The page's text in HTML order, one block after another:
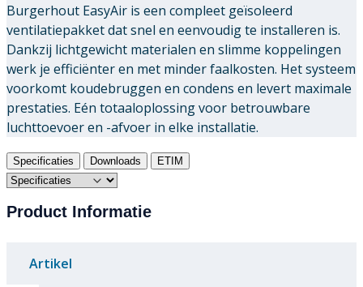
Burgerhout EasyAir is een compleet geïsoleerd
ventilatiepakket dat snel en eenvoudig te installeren is.
Dankzij lichtgewicht materialen en slimme koppelingen
werk je efficiënter en met minder faalkosten. Het systeem
voorkomt koudebruggen en condens en levert maximale
prestaties. Eén totaaloplossing voor betrouwbare
luchttoevoer en -afvoer in elke installatie.
Specificaties Downloads ETIM
Product Informatie
Artikel